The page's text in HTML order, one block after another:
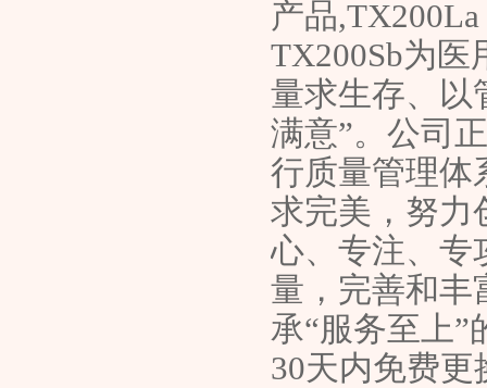
产品
TX200Sb为
量求生存、以
满意”。公司
行质量管理体
求完美，努力
心、专注、专
量，完善和丰
承“服务至上”
30天内免费